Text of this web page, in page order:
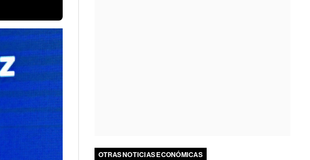
OTRAS NOTICIAS ECONÓMICAS